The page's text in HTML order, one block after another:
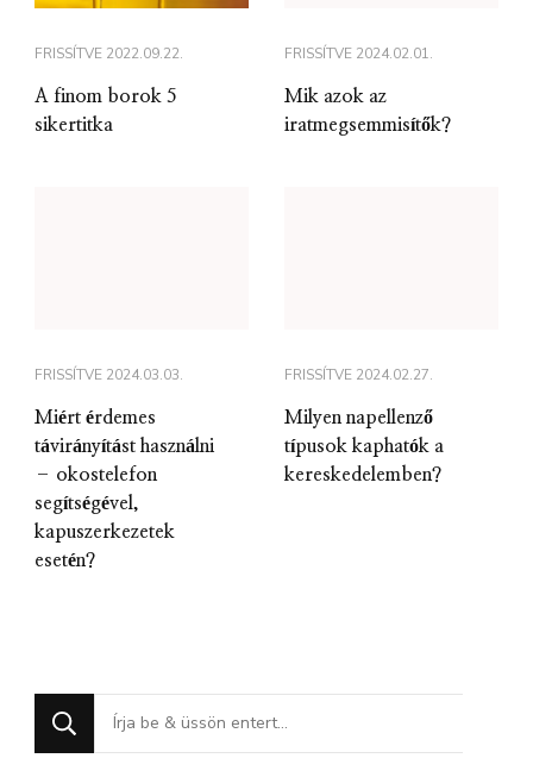
FRISSÍTVE 2022.09.22.
A finom borok 5
sikertitka
FRISSÍTVE 2024.02.01.
Mik azok az
iratmegsemmisítők?
FRISSÍTVE 2024.03.03.
Miért érdemes
távirányítást használni
– okostelefon
segítségével,
kapuszerkezetek
esetén?
FRISSÍTVE 2024.02.27.
Milyen napellenző
típusok kaphatók a
kereskedelemben?
Keres
valamit?